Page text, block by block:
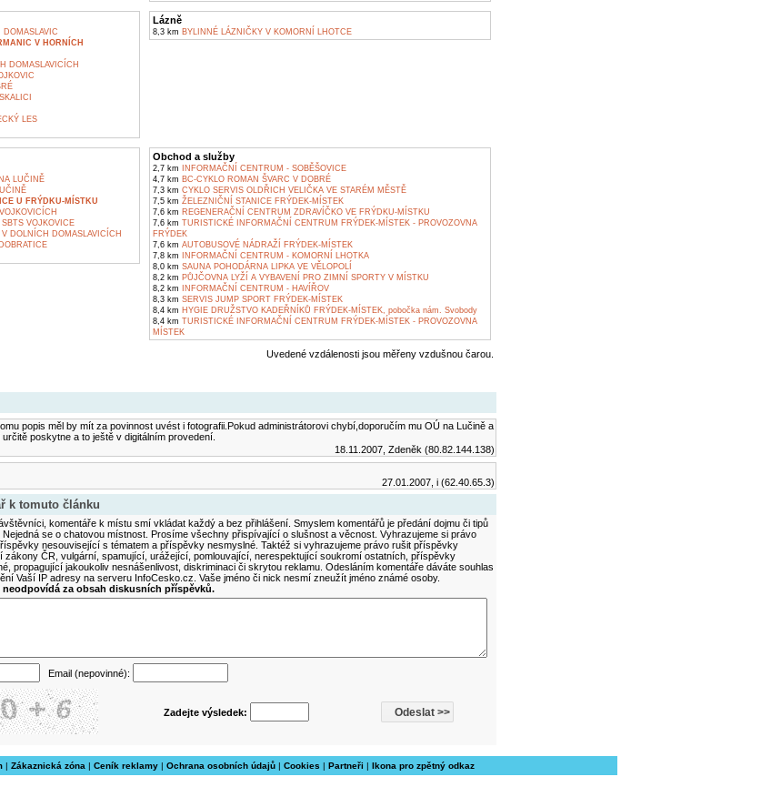
V HORNÍCH
DOMASLAVICÍCH
LES
Lázně
8,3 km BYLINNÉ LÁZNIČKY V KOMORNÍ LHOTCE
LUČINĚ
U FRÝDKU-MÍSTKU
VOJKOVICE
DOLNÍCH DOMASLAVICÍCH
Obchod a služby
2,7 km INFORMAČNÍ CENTRUM - SOBĚŠOVICE
4,7 km BC-CYKLO ROMAN ŠVARC V DOBRÉ
7,3 km CYKLO SERVIS OLDŘICH VELIČKA VE STARÉM MĚSTĚ
7,5 km ŽELEZNIČNÍ STANICE FRÝDEK-MÍSTEK
7,6 km REGENERAČNÍ CENTRUM ZDRAVÍČKO VE FRÝDKU-MÍSTKU
7,6 km TURISTICKÉ INFORMAČNÍ CENTRUM FRÝDEK-MÍSTEK - PROVOZOVNA
FRÝDEK
7,6 km AUTOBUSOVÉ NÁDRAŽÍ FRÝDEK-MÍSTEK
7,8 km INFORMAČNÍ CENTRUM - KOMORNÍ LHOTKA
8,0 km SAUNA POHODÁRNA LIPKA VE VĚLOPOLÍ
8,2 km PŮJČOVNA LYŽÍ A VYBAVENÍ PRO ZIMNÍ SPORTY V MÍSTKU
8,2 km INFORMAČNÍ CENTRUM - HAVÍŘOV
8,3 km SERVIS JUMP SPORT FRÝDEK-MÍSTEK
8,4 km HYGIE DRUŽSTVO KADEŘNÍKŮ FRÝDEK-MÍSTEK, pobočka nám. Svobody
8,4 km TURISTICKÉ INFORMAČNÍ CENTRUM FRÝDEK-MÍSTEK - PROVOZOVNA
MÍSTEK
Uvedené vzdálenosti jsou měřeny vzdušnou čarou.
popis měl by mít za povinnost uvést i fotografii.Pokud administrátorovi chybí,doporučím mu OÚ na Lučině a
poskytne a to ještě v digitálním provedení.
18.11.2007, Zdeněk (80.82.144.138)
27.01.2007, i (62.40.65.3)
k tomuto článku
komentáře k místu smí vkládat každý a bez přihlášení. Smyslem komentářů je předání dojmu či tipů
Nejedná se o chatovou místnost. Prosíme všechny přispívající o slušnost a věcnost. Vyhrazujeme si právo
nesouvisející s tématem a příspěvky nesmyslné. Taktéž si vyhrazujeme právo rušit příspěvky
zákony ČR, vulgární, spamující, urážející, pomlouvající, nerespektující soukromí ostatních, příspěvky
propagující jakoukoliv nesnášenlivost, diskriminaci či skrytou reklamu. Odesláním komentáře dáváte souhlas
Vaší IP adresy na serveru InfoCesko.cz. Vaše jméno či nick nesmí zneužít jméno známé osoby.
neodpovídá za obsah diskusních příspěvků.
Email (nepovinné):
Zadejte výsledek:
| Zákaznická zóna | Ceník reklamy | Ochrana osobních údajů | Cookies | Partneři | Ikona pro zpětný odkaz